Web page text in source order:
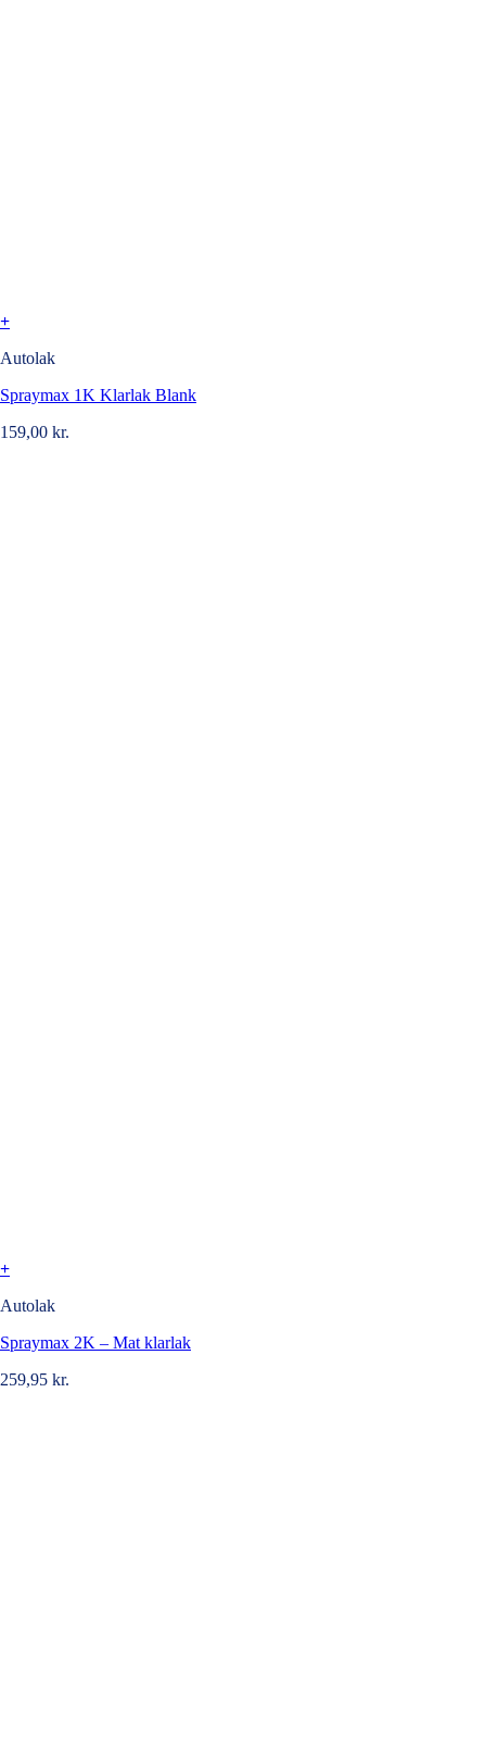
+
Autolak
Spraymax 1K Klarlak Blank
159,00 kr.
+
Autolak
Spraymax 2K – Mat klarlak
259,95 kr.